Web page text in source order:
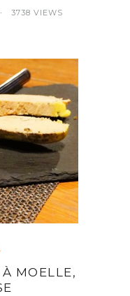
3738 VIEWS
À MOELLE,